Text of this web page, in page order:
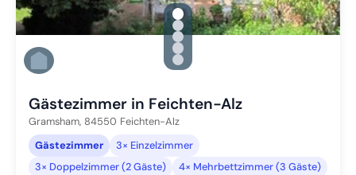
gallery.slide_selector
Zu Slide 1 wechseln
Zu Slide 2 wechseln
Zu Slide 3 wechseln
Zu Slide 4 wechseln
Zu Slide 5 wechseln
Gästezimmer in Feichten-Alz
Gramsham, 84550 Feichten-Alz
Gästezimmer
3× Einzelzimmer
3× Doppelzimmer (2 Gäste)
4× Mehrbettzimmer (3 Gäste)